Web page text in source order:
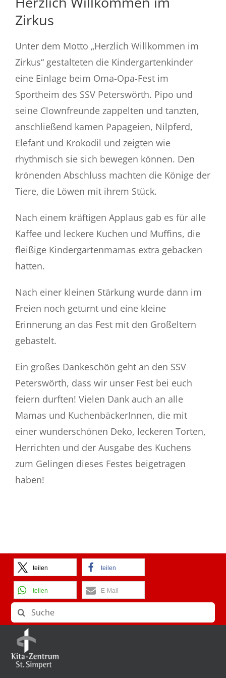
Zirkus
Unter dem Motto „Herzlich Willkommen im
Zirkus“ gestalteten die Kindergartenkinder
eine Einlage beim Oma-Opa-Fest im
Sportheim des SSV Peterswörth. Pipo und
seine Clownfreunde zappelten und tanzten,
anschließend kamen Papageien, Nilpferd,
Elefant und Krokodil und zeigten wie
rhythmisch sie sich bewegen können. Den
krönenden Abschluss machten die Könige der
Tiere, die Löwen mit ihrem Stück.
Nach einem kräftigen Applaus gab es für alle
Kaffee und leckere Kuchen und Muffins, die
fleißige Kindergartenmamas extra gebacken
hatten.
Nach einer kleinen Stärkung wurde dann im
Freien noch geturnt und eine kleine
Erinnerung an das Fest mit den Großeltern
gebastelt.
Ein großes Dankeschön geht an den SSV
Peterswörth, dass wir unser Fest bei euch
feiern durften! Vielen Dank auch an alle
Mamas und KuchenbäckerInnen, die mit
einer wunderschönen Deko, leckeren Torten,
Herrichten und der Ausgabe des Kuchens
zum Gelingen dieses Festes beigetragen
haben!
teilen teilen
teilen E-Mail
Suche
nach: